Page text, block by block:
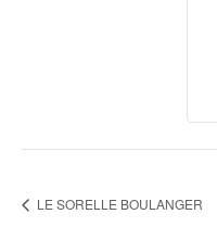
LE SORELLE BOULANGER